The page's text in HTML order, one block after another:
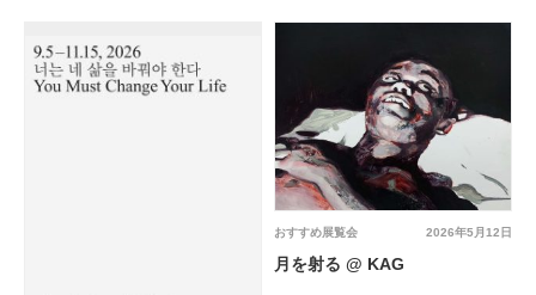
2026年5月12日
おすすめ展覧会
月を射る @ KAG